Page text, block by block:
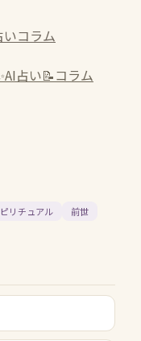
いコラム
AI占い📝コラム
リチュアル
前世